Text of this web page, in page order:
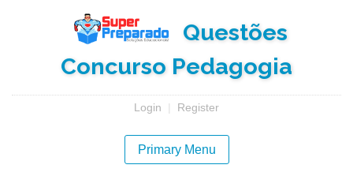
Questões
Concurso Pedagogia
Login | Register
Primary Menu